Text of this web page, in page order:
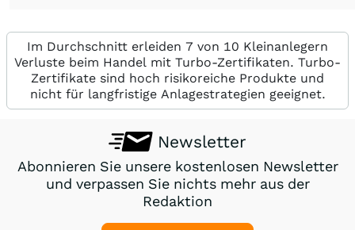
Im Durchschnitt erleiden 7 von 10 Kleinanlegern
Verluste beim Handel mit Turbo-Zertifikaten. Turbo-
Zertifikate sind hoch risikoreiche Produkte und
nicht für langfristige Anlagestrategien geeignet.
Newsletter
Abonnieren Sie unsere kostenlosen Newsletter
und verpassen Sie nichts mehr aus der
Redaktion